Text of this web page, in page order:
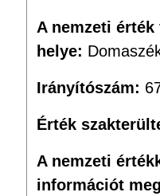
A nemzeti
helye:
Irányítószám:
Érték
A nemzeti
információt